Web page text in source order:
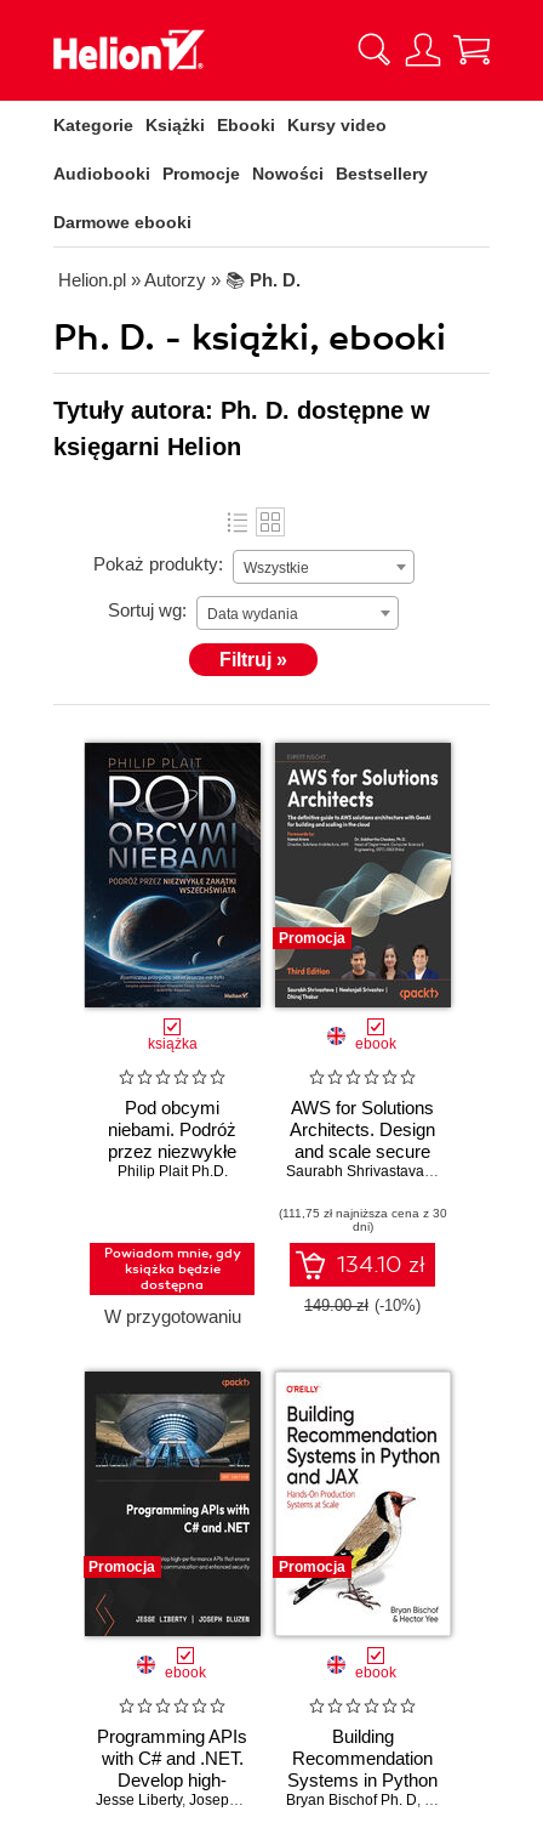
Kategorie Książki Ebooki Kursy video
Audiobooki Promocje Nowości Bestsellery
Darmowe ebooki
Helion.pl » Autorzy » 📚 Ph. D.
Ph. D. - książki, ebooki
Tytuły autora: Ph. D. dostępne w
księgarni Helion
Pokaż produkty: Wszystkie
Sortuj wg: Data wydania
Filtruj »
książka
Pod obcymi
niebami. Podróż
przez niezwykłe
zakątki
Philip Plait Ph.D.
Powiadom mnie, gdy
książka będzie
dostępna
W przygotowaniu
Promocja
ebook
AWS for Solutions
Architects. Design
and scale secure
AWS architectures
strategies and real-
world patterns -
Third Edition
Saurabh Shrivastava
,Neelanjali
(111,75 zł najniższa cena z 30
dni)
134.10 zł
149.00 zł (-10%)
Promocja
ebook
Programming APIs
with C# and .NET.
Develop high-
performance APIs
Jesse Liberty, Joseph Dluzen
Promocja
ebook
Building
Recommendation
Systems in Python
and JAX
Bryan Bischof Ph. D, Hector Yee